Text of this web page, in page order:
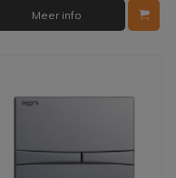
Meer info